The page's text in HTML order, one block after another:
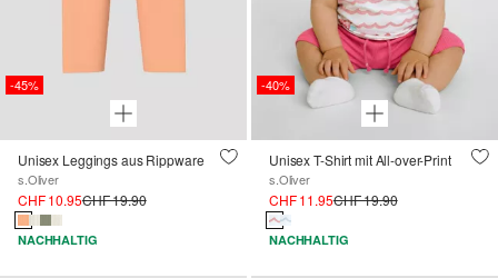
-45%
Unisex Leggings aus Rippware
s.Oliver
CHF 10.95CHF 19.90
NACHHALTIG
-40%
Unisex T-Shirt mit All-over-Print
s.Oliver
CHF 11.95CHF 19.90
NACHHALTIG